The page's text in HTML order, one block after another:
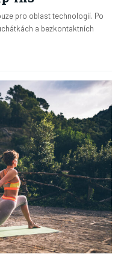
pro oblast technologií. Po
a bezkontaktních